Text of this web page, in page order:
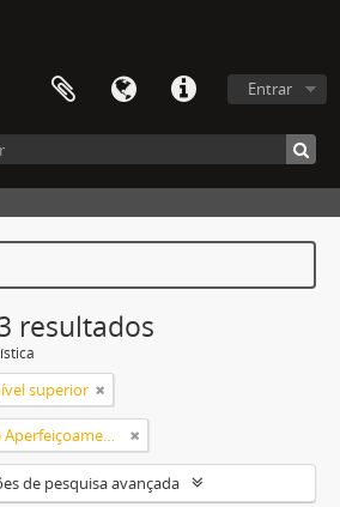
Entrar
resultados
superior
Campanha Nacional de Aperfeiçoamento de Pessoal de Nível Superior (CAPES)
de pesquisa avançada